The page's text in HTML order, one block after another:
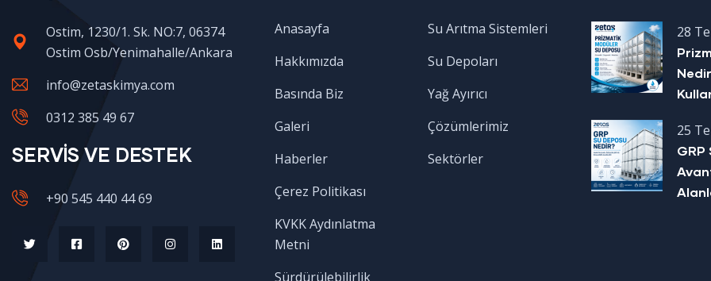
Ostim, 1230/1. Sk. NO:7, 06374
Ostim Osb/Yenimahalle/Ankara
info@zetaskimya.com
0312 385 49 67
SERVİS VE DESTEK
+90 545 440 44 69
Anasayfa
Hakkımızda
Basında Biz
Galeri
Haberler
Çerez Politikası
KVKK Aydınlatma
Metni
Sürdürülebilirlik
Su Arıtma Sistemleri
Su Depoları
Yağ Ayırıcı
Çözümlerimiz
Sektörler
28
25
GRP